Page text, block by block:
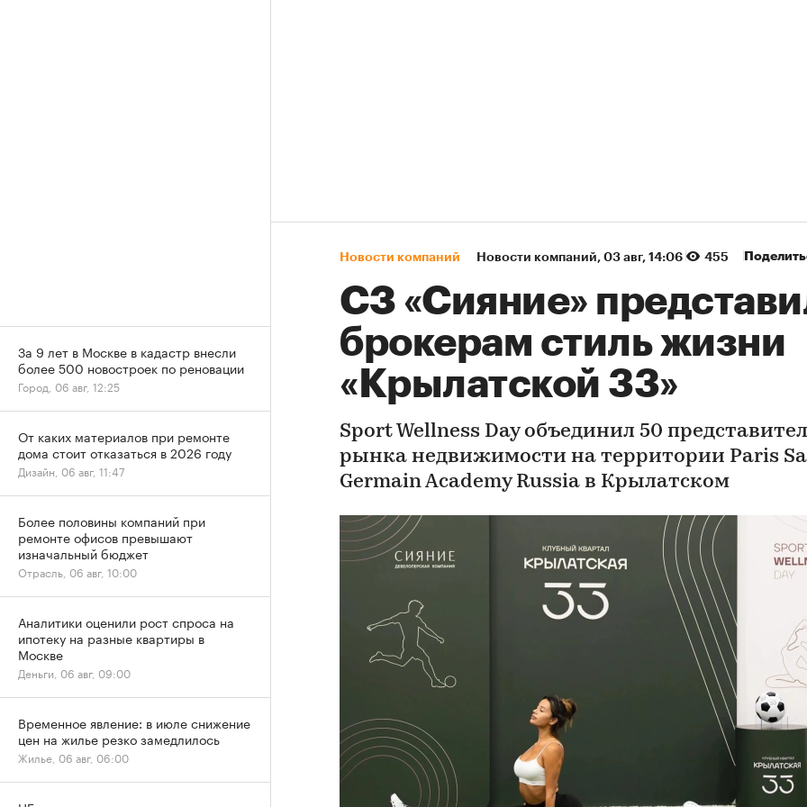
Новости компаний Новости компаний⁠, 03 авг, 14:06 455
СЗ «Сияние»
брокерам стиль жизни
«Крылатской 33»
Sport Wellness Day объединил 50
рынка недвижимости на территории Paris
Germain Academy Russia в Крылатском
За 9 лет в Москве в кадастр внесли
более 500 новостроек по реновации
Город, 06 авг, 12:25
От каких материалов при ремонте
дома стоит отказаться в 2026 году
Дизайн, 06 авг, 11:47
Более половины компаний при
ремонте офисов превышают
изначальный бюджет
Отрасль, 06 авг, 10:00
Аналитики оценили рост спроса на
ипотеку на разные квартиры в
Москве
Деньги, 06 авг, 09:00
Временное явление: в июле снижение
цен на жилье резко замедлилось
Жилье, 06 авг, 06:00